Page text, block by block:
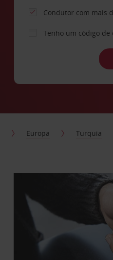
Condutor com mais
Tenho um código de
Europa Turquia